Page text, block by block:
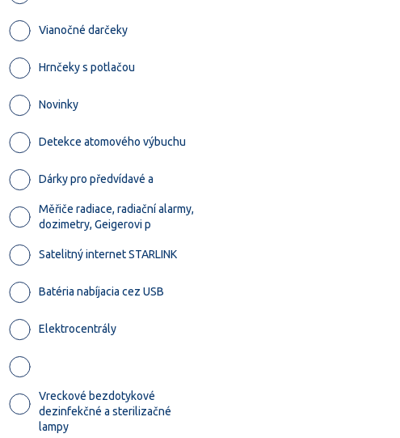
Vianočné darčeky
Hrnčeky s potlačou
Novinky
Detekce atomového výbuchu
Dárky pro předvídavé a
Měřiče radiace, radiační alarmy,
dozimetry, Geigerovi p
Satelitný internet STARLINK
Batéria nabíjacia cez USB
Elektrocentrály
Vreckové bezdotykové
dezinfekčné a sterilizačné
lampy